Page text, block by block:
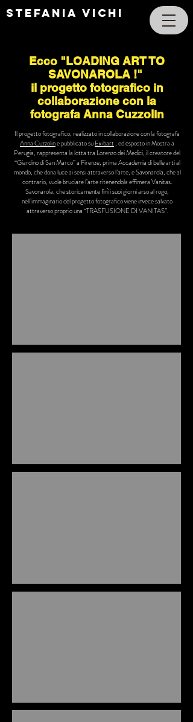
STEFANIA VICHI
Ecco "LOADING ART TO
SAVONAROLA !"
il progetto fotografico in
collaborazione con la
fotografa Anna Cuzzolin
Il progetto fotografico, realizzato in collaborazione con la fotografa
Anna Cuzzoline pubblicato suExibart, ed esposto in Mostra a
Perugia, rappresenta la lotta tra Lorenzo dei Medici, il creatore del
“Giardino di San Marco” a Firenze, prima Accademia di belle arti al
mondo, che dona luce ai sensi attraverso l’arte, e Savonarola, che al
contrario, vuole bruciare l’arte ritenendola effimera Vanitas.
Savonarola, che storicamente finì i suoi giorni arso al rogo,
nell’immaginario del progetto fotografico viene invece salvato
attraverso proprio una “TRASFUSIONE DI VANITAS”.